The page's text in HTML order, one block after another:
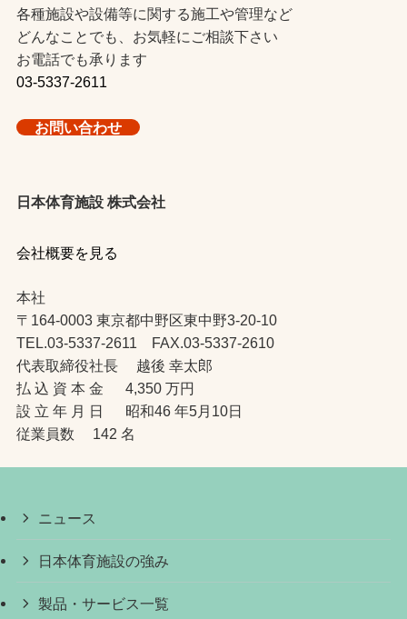
各種施設や設備等に関する施工や管理など
どんなことでも、お気軽にご相談下さい
お電話でも承ります
03-5337-2611
お問い合わせ
日本体育施設 株式会社
会社概要を見る
本社
〒164-0003 東京都中野区東中野3-20-10
TEL.03-5337-2611 FAX.03-5337-2610
代表取締役社長 越後 幸太郎
払 込 資 本 金 4,350 万円
設 立 年 月 日 昭和46 年5月10日
従業員数 142 名
ニュース
日本体育施設の強み
製品・サービス一覧